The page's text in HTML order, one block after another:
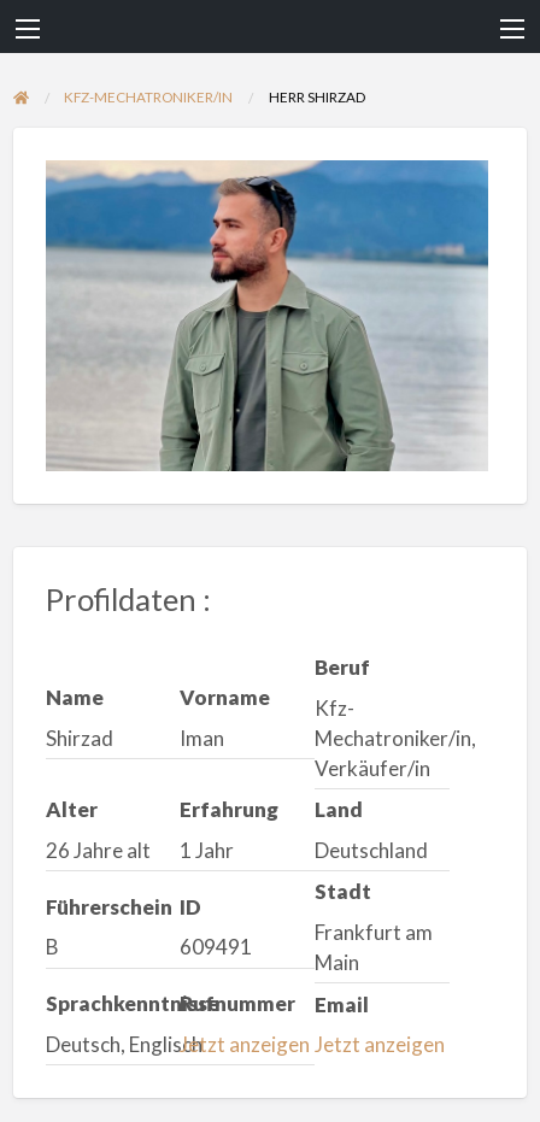
KFZ-MECHATRONIKER/IN HERR SHIRZAD
Profildaten :
Name
Shirzad
Vorname
Iman
Beruf
Kfz-
Mechatroniker/in,
Verkäufer/in
Alter
26 Jahre alt
Erfahrung
1 Jahr
Land
Deutschland
Führerschein
B
ID
609491
Stadt
Frankfurt am
Main
Sprachkenntnisse
Deutsch, Englisch
Rufnummer
Jetzt anzeigen
Email
Jetzt anzeigen